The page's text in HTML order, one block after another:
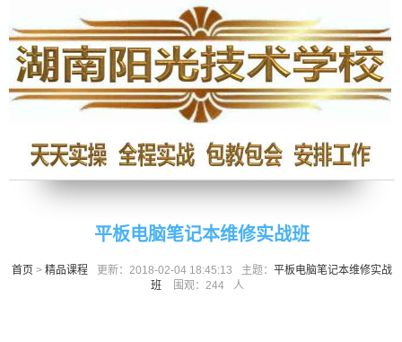
平板电脑笔记本维修实战班
首页 >精品课程 更新：2018-02-04 18:45:13 主题：平板电脑笔记本维修实战
班
围观：244 人